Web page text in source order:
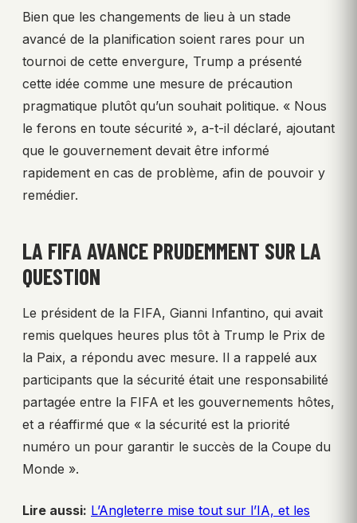
Bien que les changements de lieu à un stade
avancé de la planification soient rares pour un
tournoi de cette envergure, Trump a présenté
cette idée comme une mesure de précaution
pragmatique plutôt qu’un souhait politique. « Nous
le ferons en toute sécurité », a-t-il déclaré, ajoutant
que le gouvernement devait être informé
rapidement en cas de problème, afin de pouvoir y
remédier.
LA FIFA AVANCE PRUDEMMENT SUR LA
QUESTION
Le président de la FIFA, Gianni Infantino, qui avait
remis quelques heures plus tôt à Trump le Prix de
la Paix, a répondu avec mesure. Il a rappelé aux
participants que la sécurité était une responsabilité
partagée entre la FIFA et les gouvernements hôtes,
et a réaffirmé que « la sécurité est la priorité
numéro un pour garantir le succès de la Coupe du
Monde ».
Lire aussi: L’Angleterre mise tout sur l’IA, et les